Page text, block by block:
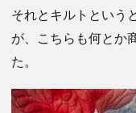
それとキルトという
が、こちらも何とか
た。